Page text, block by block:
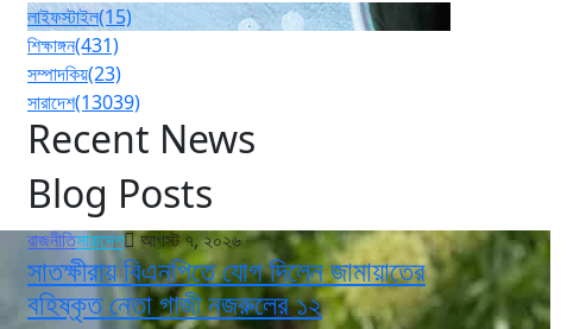
লাইফস্টাইল(15)
শিক্ষাঙ্গন(431)
সম্পাদকিয়(23)
সারাদেশ(13039)
Recent News
Blog Posts
রাজনীতিসারাদেশ আগস্ট ৭, ২০২৬
সাতক্ষীরায় বিএনপিতে যোগ দিলেন জামায়াতের
বহিষ্কৃত নেতা গাজী নজরুলের ১২